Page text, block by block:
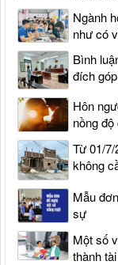
Ngành
như có
Bình
đích
Hôn
nồng
Từ 01/
không
Mẫu
sự
Một số
thành